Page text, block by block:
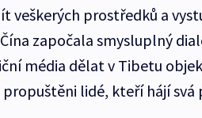
veškerých prostředků a
započala smysluplný
média dělat v Tibetu
lidé, kteří hájí svá